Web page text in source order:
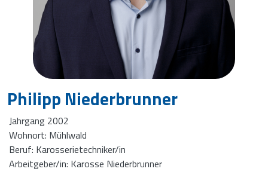
Philipp Niederbrunner
Jahrgang 2002
Wohnort: Mühlwald
Beruf: Karosserietechniker/in
Arbeitgeber/in: Karosse Niederbrunner